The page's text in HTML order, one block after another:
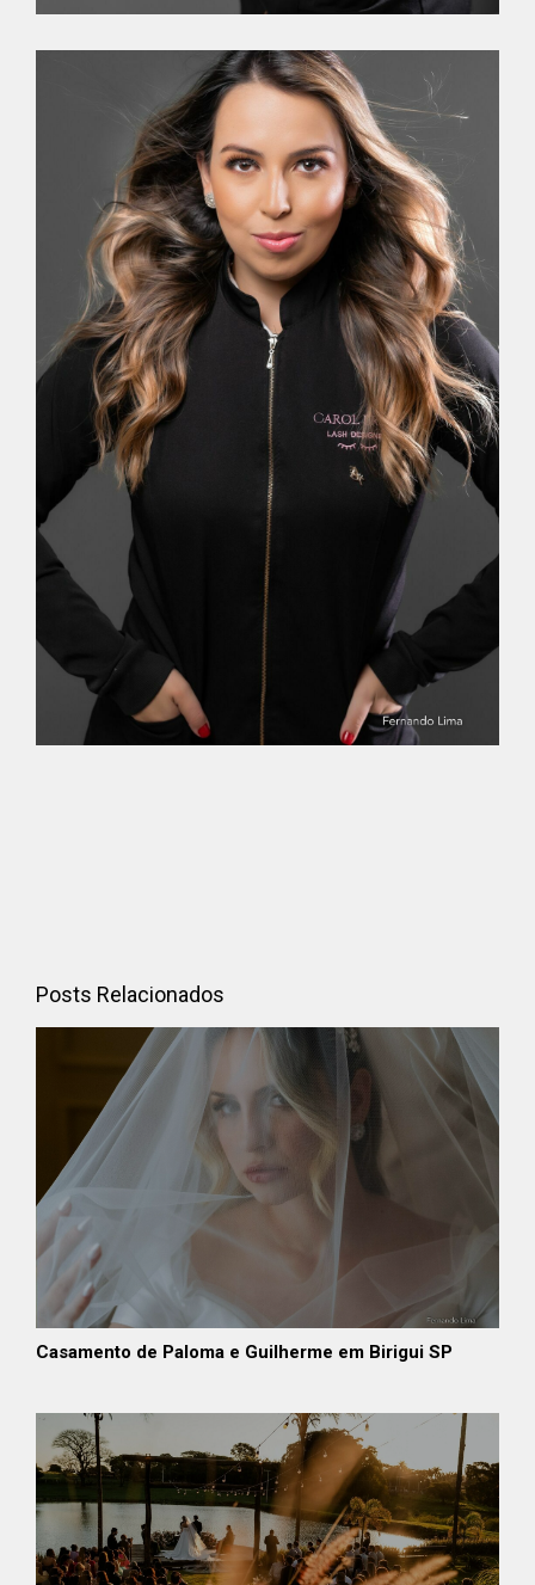
Posts Relacionados
Casamento de Paloma e Guilherme em Birigui SP